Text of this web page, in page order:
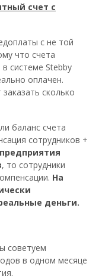
счет с
с не той
что счета
системе Stebby
оплачен.
сколько
баланс счета
сотрудников +
, то сотрудники
На
деньги.
советуем
в одном месяце